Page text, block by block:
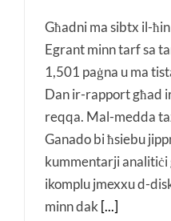
Għadni ma sibtx il-
Egrant minn tarf sa
1,501 paġna u ma
Dan ir-rapport għad
reqqa. Mal-medda
Ganado bi ħsiebu
kummentarji analitiċi
ikomplu jmexxu d-
minn dak [...]